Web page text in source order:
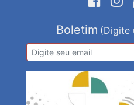
Boletim (Digite